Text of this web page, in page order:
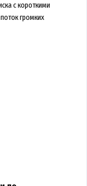
с короткими
громких